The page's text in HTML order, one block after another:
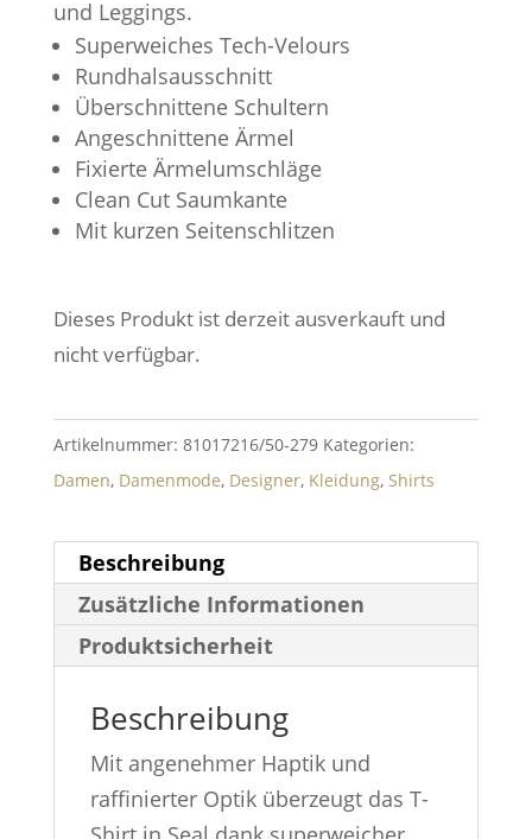
und Leggings.
Superweiches Tech-Velours
Rundhalsausschnitt
Überschnittene Schultern
Angeschnittene Ärmel
Fixierte Ärmelumschläge
Clean Cut Saumkante
Mit kurzen Seitenschlitzen
Dieses Produkt ist derzeit ausverkauft und
nicht verfügbar.
Artikelnummer: 81017216/50-279 Kategorien:
Damen, Damenmode, Designer, Kleidung, Shirts
Beschreibung
Zusätzliche Informationen
Produktsicherheit
Beschreibung
Mit angenehmer Haptik und
raffinierter Optik überzeugt das T-